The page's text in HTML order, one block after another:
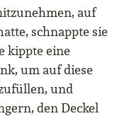
auf
schnappte sie
kippte eine
um auf diese
und
den Deckel